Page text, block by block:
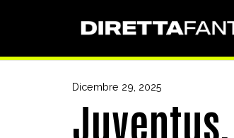
Dicembre 29, 2025